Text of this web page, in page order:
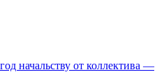
начальству от коллектива —